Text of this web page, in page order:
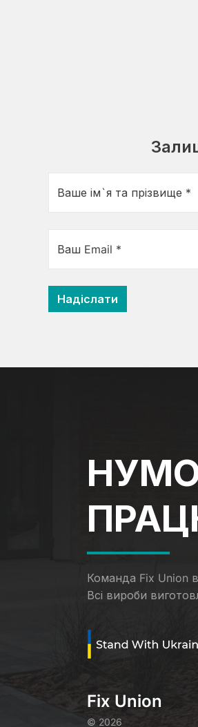
Ваше ім`я та прізвище *
Ваш Email *
Команда Fix Union
Всі вироби
Fix Union
© 2026